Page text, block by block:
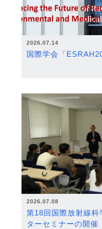
2026.07.14
国際学会「
2026.07.08
第18回国際放射線
ターセミナーの開催